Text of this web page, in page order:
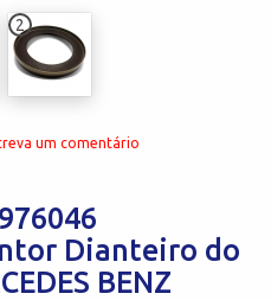
2
um comentário
Dianteiro do
BENZ